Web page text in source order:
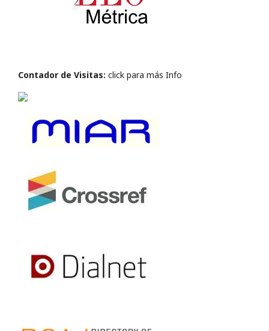
Contador de Visitas: click para más Info